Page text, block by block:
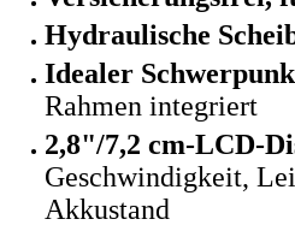
Hydraulische
Idealer
Rahmen integriert
2,8"/7,2 cm-LCD-
Geschwindigkeit,
Akkustand